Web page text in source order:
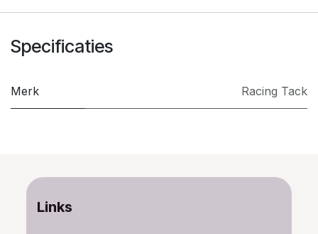
Specificaties
Merk ​Racing Tack
Links